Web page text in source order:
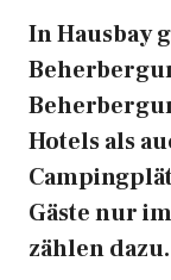
In Hausbay
Hotels als
Gäste nur
zählen dazu.